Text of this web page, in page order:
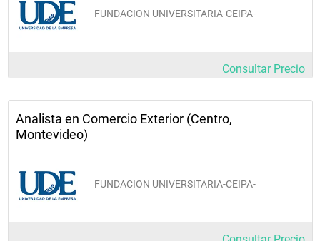
FUNDACION UNIVERSITARIA-CEIPA-
Consultar Precio
Analista en Comercio Exterior (Centro,
Montevideo)
FUNDACION UNIVERSITARIA-CEIPA-